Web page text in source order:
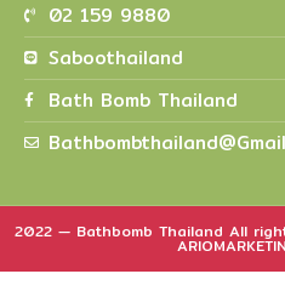
02 159 9880
Saboothailand
Bath Bomb Thailand
2022 — Bathbomb Thailand All